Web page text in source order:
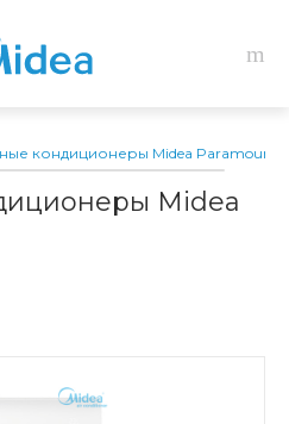
кондиционеры Midea Paramount
Midea